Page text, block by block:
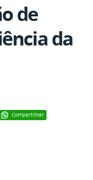
de
da
Compartilhar